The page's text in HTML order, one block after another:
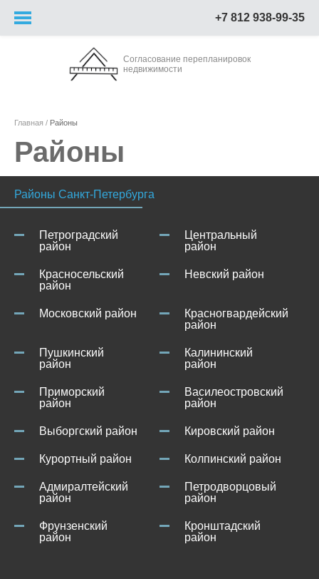
Согласование перепланировок
недвижимости
+7 812 938-99-35
Главная Районы
Районы
Районы Санкт-Петербурга
Петроградский
район
Центральный
район
Красносельский
район
Невский район
Московский район
Красногвардейский
район
Пушкинский
район
Калининский
район
Приморский
район
Василеостровский
район
Выборгский район Кировский район
Курортный район Колпинский район
Адмиралтейский
район
Петродворцовый
район
Фрунзенский
район
Кронштадский
район